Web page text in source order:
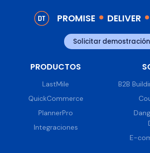
PROMISE DELIVER
Solicitar demostración
PRODUCTOS
LastMile
QuickCommerce
PlannerPro
Integraciones
B2B
E-